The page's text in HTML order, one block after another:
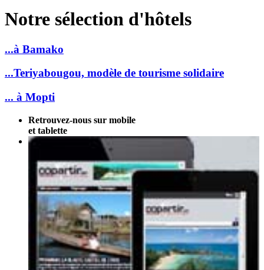
Notre sélection d'hôtels
...à Bamako
...Teriyabougou, modèle de tourisme solidaire
... à Mopti
Retrouvez-nous sur mobile
et tablette